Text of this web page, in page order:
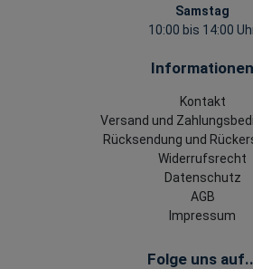
Samstag
10:00 bis 14:00
Informationen
Kontakt
Versand und
Rücksendung und
Widerrufsrecht
Datenschutz
AGB
Impressum
Folge uns